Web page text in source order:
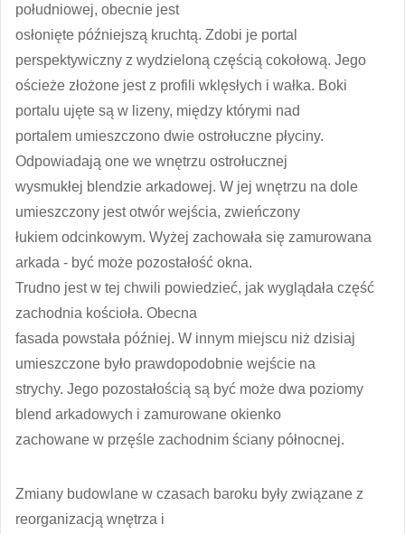
południowej, obecnie jest
osłonięte późniejszą kruchtą. Zdobi je portal
perspektywiczny z wydzieloną częścią cokołową. Jego
ościeże złożone jest z profili wklęsłych i wałka. Boki
portalu ujęte są w lizeny, między którymi nad
portalem umieszczono dwie ostrołuczne płyciny.
Odpowiadają one we wnętrzu ostrołucznej
wysmukłej blendzie arkadowej. W jej wnętrzu na dole
umieszczony jest otwór wejścia, zwieńczony
łukiem odcinkowym. Wyżej zachowała się zamurowana
arkada - być może pozostałość okna.
Trudno jest w tej chwili powiedzieć, jak wyglądała część
zachodnia kościoła. Obecna
fasada powstała później. W innym miejscu niż dzisiaj
umieszczone było prawdopodobnie wejście na
strychy. Jego pozostałością są być może dwa poziomy
blend arkadowych i zamurowane okienko
zachowane w przęśle zachodnim ściany północnej.
Zmiany budowlane w czasach baroku były związane z
reorganizacją wnętrza i